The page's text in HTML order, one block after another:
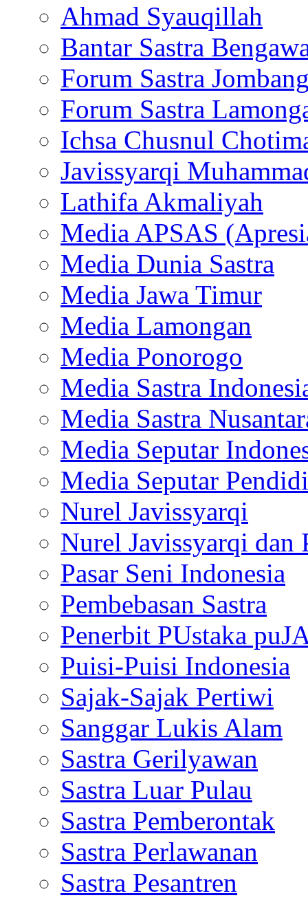
Ahmad Syauqillah
Bantar Sastra
Forum Sastra
Forum Sastra
Ichsa Chusnul
Javissyarqi
Lathifa Akmaliyah
Media APSAS
Media Dunia Sastra
Media Jawa Timur
Media Lamongan
Media Ponorogo
Media Sastra
Media Sastra
Media Seputar
Media Seputar
Nurel Javissyarqi
Nurel Javissyarqi dan
Pasar Seni Indonesia
Pembebasan Sastra
Penerbit PUstaka
Puisi-Puisi Indonesia
Sajak-Sajak Pertiwi
Sanggar Lukis Alam
Sastra Gerilyawan
Sastra Luar Pulau
Sastra Pemberontak
Sastra Perlawanan
Sastra Pesantren